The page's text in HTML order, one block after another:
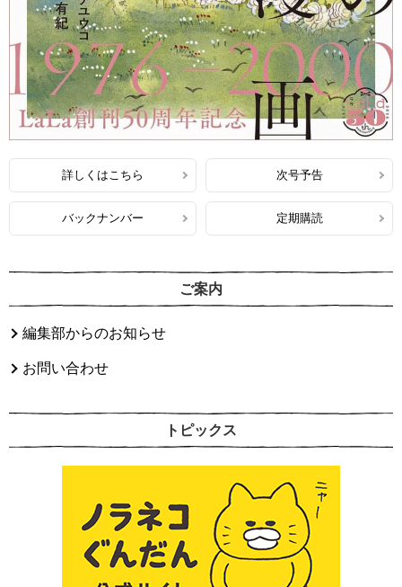
詳しくはこちら 次号予告
バックナンバー 定期購読
ご案内
編集部からのお知らせ
お問い合わせ
トピックス